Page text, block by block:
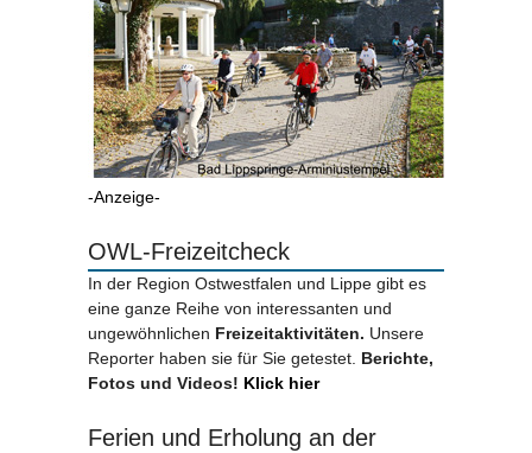
-Anzeige-
OWL-Freizeitcheck
In der Region Ostwestfalen und Lippe gibt es
eine ganze Reihe von interessanten und
ungewöhnlichen Freizeitaktivitäten. Unsere
Reporter haben sie für Sie getestet. Berichte,
Fotos und Videos! Klick hier
Ferien und Erholung an der